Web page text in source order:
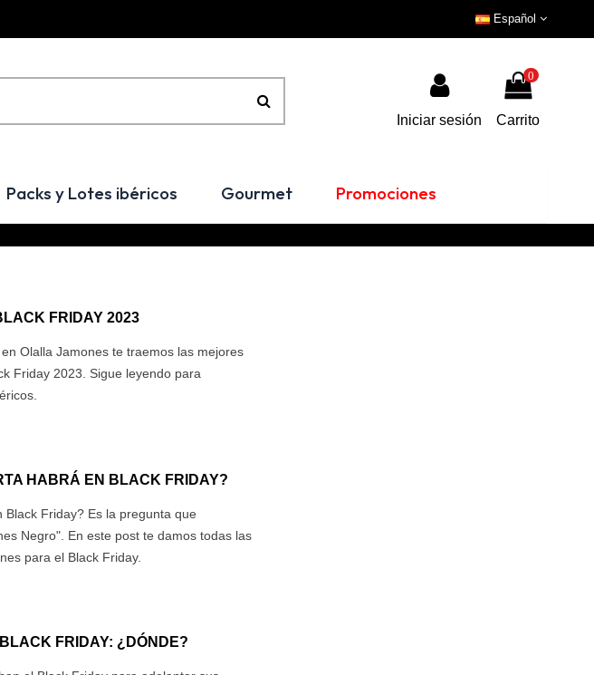
Español
Iniciar sesión
0
Carrito
Packs y Lotes ibéricos Gourmet Promociones
FRIDAY 2023
Olalla Jamones te traemos las mejores
Friday 2023. Sigue leyendo para
HABRÁ EN BLACK FRIDAY?
Friday? Es la pregunta que
Negro". En este post te damos todas las
para el Black Friday.
FRIDAY: ¿DÓNDE?